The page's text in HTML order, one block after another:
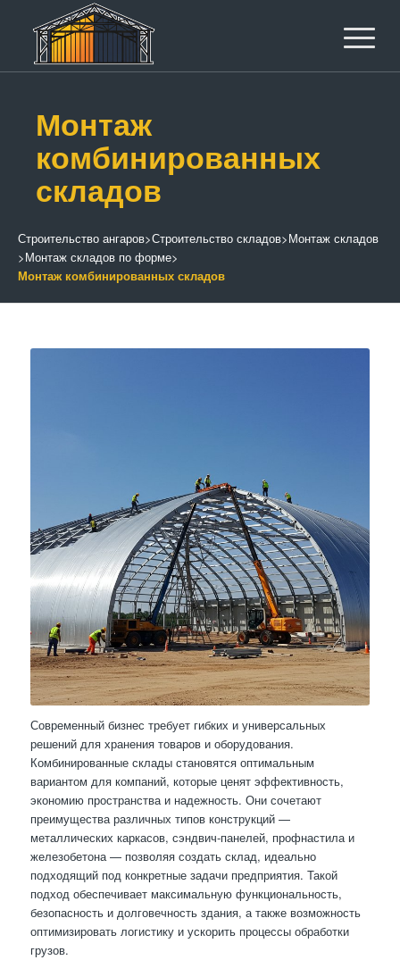
Монтаж
комбинированных
складов
Строительство ангаров>Строительство складов>Монтаж складов
>Монтаж складов по форме>
Монтаж комбинированных складов
Современный бизнес требует гибких и универсальных
решений для хранения товаров и оборудования.
Комбинированные склады становятся оптимальным
вариантом для компаний, которые ценят эффективность,
экономию пространства и надежность. Они сочетают
преимущества различных типов конструкций —
металлических каркасов, сэндвич-панелей, профнастила и
железобетона — позволяя создать склад, идеально
подходящий под конкретные задачи предприятия. Такой
подход обеспечивает максимальную функциональность,
безопасность и долговечность здания, а также возможность
оптимизировать логистику и ускорить процессы обработки
грузов.